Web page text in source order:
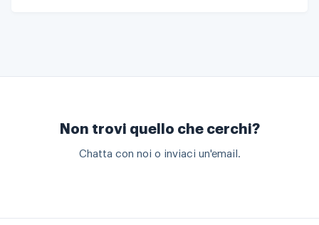
Non trovi quello che cerchi?
Chatta con noi o inviaci un'email.